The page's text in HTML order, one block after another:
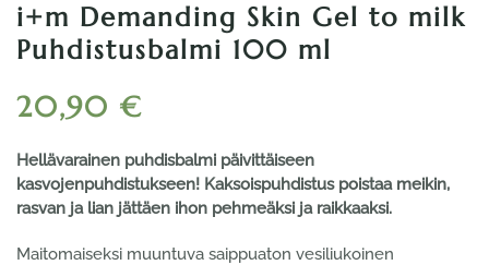
i+m Demanding Skin Gel to milk
Puhdistusbalmi 100 ml
20,90 €
Hellävarainen puhdisbalmi päivittäiseen
kasvojenpuhdistukseen! Kaksoispuhdistus poistaa meikin,
rasvan ja lian jättäen ihon pehmeäksi ja raikkaaksi.
Maitomaiseksi muuntuva saippuaton vesiliukoinen